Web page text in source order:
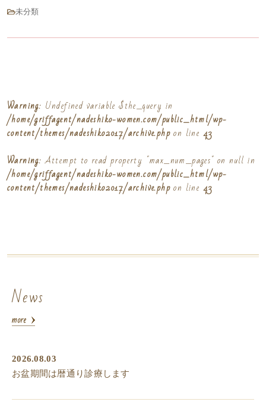
未分類
Warning: Undefined variable $the_query in
/home/griffagent/nadeshiko-women.com/public_html/wp-
content/themes/nadeshiko2017/archive.phpon line 43
Warning: Attempt to read property "max_num_pages" on null in
/home/griffagent/nadeshiko-women.com/public_html/wp-
content/themes/nadeshiko2017/archive.phpon line 43
News
2026.08.03
お盆期間は暦通り診療します